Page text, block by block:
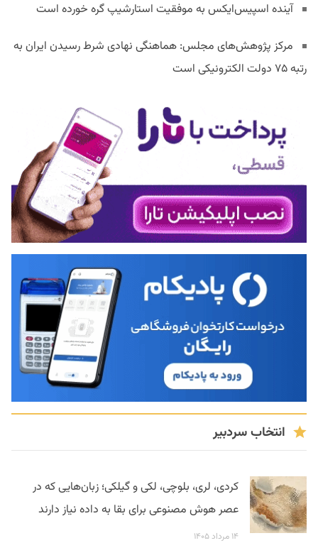
آینده اسپیس‌ایکس به موفقیت استارشیپ گره خورده است
مرکز پژوهش‌های مجلس: هماهنگی نهادی شرط رسیدن ایران به
رتبه ۷۵ دولت الکترونیکی است
انتخاب سردبیر
کردی، لری، بلوچی، لکی و گیلکی؛ زبان‌هایی که در
عصر هوش مصنوعی برای بقا به داده نیاز دارند
۱۴ مرداد ۱۴۰۵